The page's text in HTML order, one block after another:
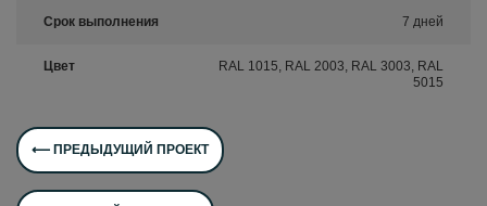
Срок выполнения 7 дней
Цвет
RAL 1015, RAL 2003, RAL 3003, RAL
5015
⟵ ПРЕДЫДУЩИЙ ПРОЕКТ